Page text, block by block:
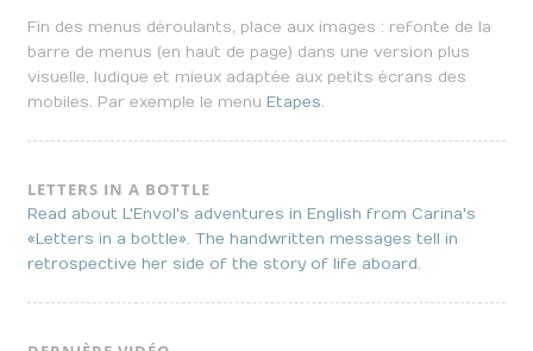
Fin des menus déroulants, place aux images : refonte de la
barre de menus (en haut de page) dans une version plus
visuelle, ludique et mieux adaptée aux petits écrans des
mobiles. Par exemple le menuEtapes.
LETTERS IN A BOTTLE
Read about L'Envol's adventures in English from Carina's
«Letters in a bottle». The handwritten messages tell in
retrospective her side of the story of life aboard.